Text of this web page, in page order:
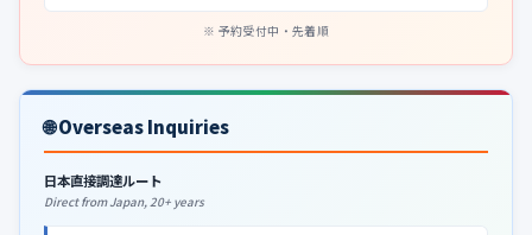
予約受付中・先着順
🌐 Overseas Inquiries
日本直接調達ルート
Direct from Japan, 20+ years